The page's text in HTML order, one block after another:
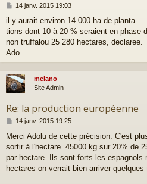
M
s
s
a
g
14 janv. 2015 19:03
il y aurait environ 14 000 ha de planta-
tions dont 10 à 20 % seraient en phase
non truffalou 25 280 hectares, declaree.
Ado
melano
Site Admin
Re: la production européenne
M
s
s
a
14 janv. 2015 19:25
Merci Adolu de cette précision. C'est
sortir à l'hectare. 45000 kg sur 20% de
par hectare. Ils sont forts les espagnols
hectares on verrait bien arriver